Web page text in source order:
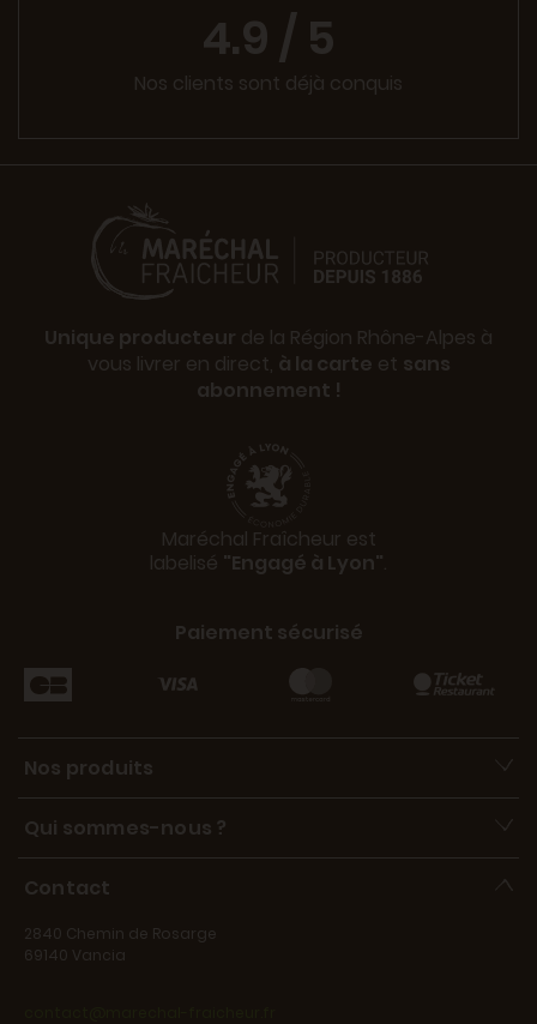
4.9 / 5
Nos clients sont déjà conquis
Unique producteur de la Région Rhône-Alpes à
vous livrer en direct, à la carte et sans
abonnement !
Maréchal Fraîcheur est
labelisé "Engagé à Lyon".
Paiement sécurisé
Nos produits
Qui sommes-nous ?
Contact
2840 Chemin de Rosarge
69140 Vancia